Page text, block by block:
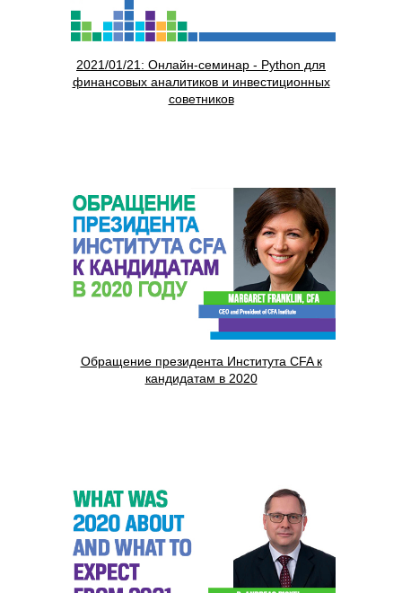
2021/01/21: Онлайн-семинар - Python для
финансовых аналитиков и инвестиционных
советников
Обращение президента Института CFA к
кандидатам в 2020